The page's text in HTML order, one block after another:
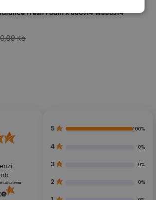
Fresh Foam X 880v14 W880J14 –
Kč
uživatelem
5 100%
4 0%
3 0%
2 0%